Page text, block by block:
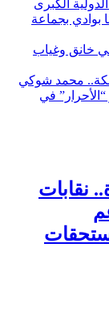
الكبرى
بوادي بجماعة
خانق وغياب
محمد شوكي
في
نقابات